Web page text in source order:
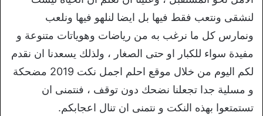
لنشقى ونتعب فقط فيها بل ايضا لنلهو فيها ونلعب
ونمارس كل ما نرغب به من رياضات وهوياتات متنوعة و
مفيدة سواء للكبار او حتى الصغار ، ولذلك يسعدنا ان نقدم
لكم اليوم من خلال موقع احلم اجمل نكت 2019 مضحكة
و مسلية جدا تجعلنا نضحك دون توقف ، فنتمنى ان
تستمتعوا بهذه النكت و نتمنى ان تنال اعجابكم.